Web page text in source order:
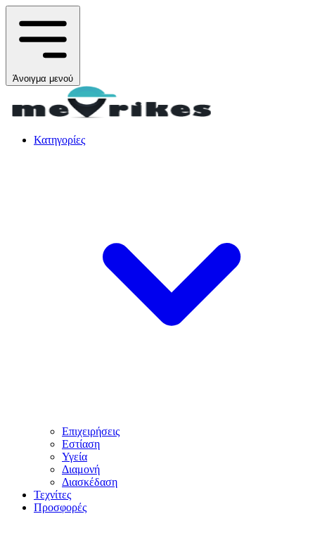
Άνοιγμα μενού
Κατηγορίες
Επιχειρήσεις
Εστίαση
Υγεία
Διαμονή
Διασκέδαση
Τεχνίτες
Προσφορές